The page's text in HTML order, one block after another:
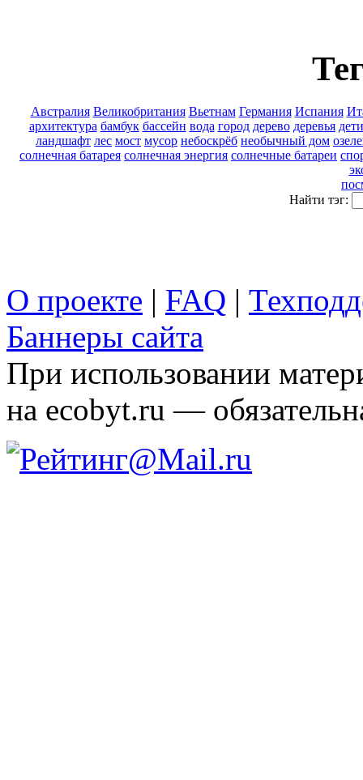
Австралия Великобритания Вьетнам Германия Испания
архитектура бамбук бассейн вода город дерево деревья дети
ландшафт лес мост мусор небоскрёб необычный дом
солнечная батарея солнечная энергия солнечные батареи
Найти тэг:
О проекте | FAQ |
Баннеры сайта
При использовании
на ecobyt.ru —